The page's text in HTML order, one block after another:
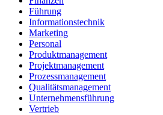
Führung
Informationstechnik
Marketing
Personal
Produktmanagement
Projektmanagement
Prozessmanagement
Qualitätsmanagement
Unternehmensführung
Vertrieb